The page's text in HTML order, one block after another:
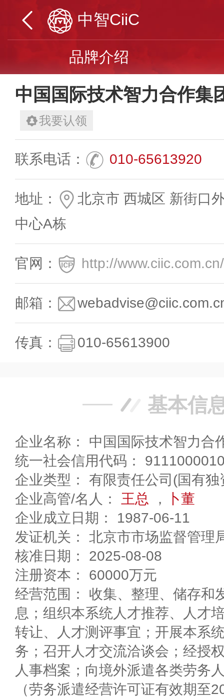
中智CiiC
品牌介绍
中国国际技术智力合作集
我要认领
联系电话： 010-65613920
地址：
北京市 西城区 新街口
中心A栋
官网： http://www.ciic.com.cn/
邮箱：
传真： 010-65613900
基本信
企业名称： 中国国际技术智力合
统一社会信用代码：
企业类型： 有限责任公司(国有独
企业高管/名人： 王总 ，
卜董
企业成立日期： 1987-06-11
发证机关： 北京市市场监督管理
核准日期： 2025-08-08
注册资本： 60000万元
经营范围： 收集、整理、储存和
息；组织本系统人才推荐、人才
转让、人才测评事宜；开展本系
务；召开人才交流洽谈会；经授
人事档案；向境外派遣各类劳务
（劳务派遣经营许可证有效期至